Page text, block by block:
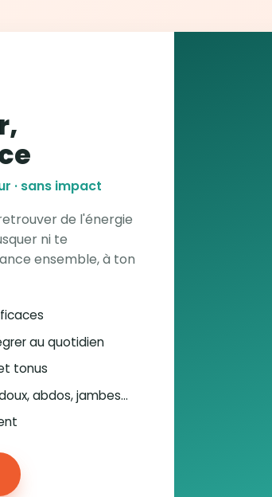
· sans impact
de l'énergie
ni te
ensemble, à ton
au quotidien
tonus
abdos, jambes…